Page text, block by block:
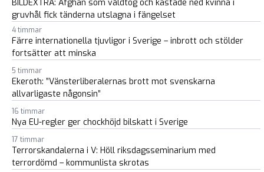
BILDEXTRA: Afghan som våldtog och kastade ned kvinna i
gruvhål fick tänderna utslagna i fängelset
4 timmar
Färre internationella tjuvligor i Sverige – inbrott och stölder
fortsätter att minska
5 timmar
Ekeroth: ”Vänsterliberalernas brott mot svenskarna
allvarligaste någonsin”
16 timmar
Nya EU-regler ger chockhöjd bilskatt i Sverige
17 timmar
Terrorskandalerna i V: Höll riksdagsseminarium med
terrordömd – kommunlista skrotas